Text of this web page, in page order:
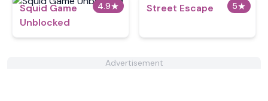
4.9★
Squid Game
Unblocked
5★
Street Escape
Advertisement